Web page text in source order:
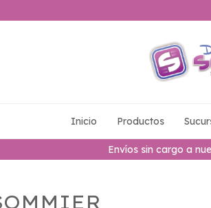
Envíos sin cargo a
Inicio Productos